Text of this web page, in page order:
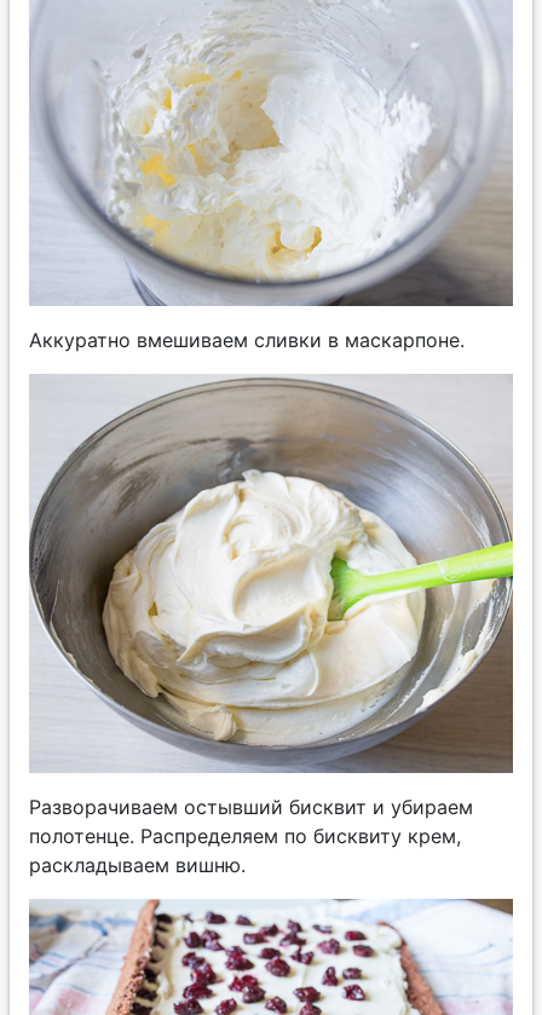
Аккуратно вмешиваем сливки в маскарпоне.
Разворачиваем остывший бисквит и убираем
полотенце. Распределяем по бисквиту крем,
раскладываем вишню.